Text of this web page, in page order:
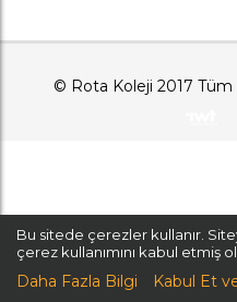
© Rota Koleji 2017 Tüm
Bu sitede çerezler kullanır.
çerez kullanımını kabul etmiş
Daha Fazla Bilgi Kabul Et